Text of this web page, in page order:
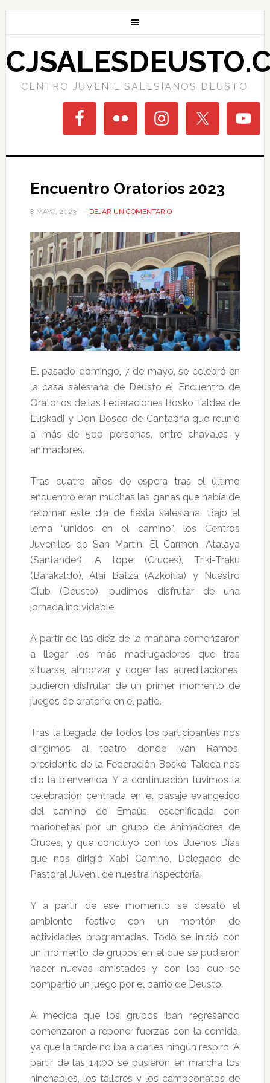
CENTRO JUVENIL SALESIANOS DEUSTO
Encuentro Oratorios 2023
8 MAYO, 2023 DEJAR UN COMENTARIO
El pasado domingo, 7 de mayo, se celebró en
la casa salesiana de Deusto el Encuentro de
Oratorios de las Federaciones Bosko Taldea de
Euskadi y Don Bosco de Cantabria que reunió
a más de 500 personas, entre chavales y
animadores.
Tras cuatro años de espera tras el último
encuentro eran muchas las ganas que había de
retomar este día de fiesta salesiana. Bajo el
lema “unidos en el camino”, los Centros
Juveniles de San Martín, El Carmen, Atalaya
(Santander), A tope (Cruces), Triki-Traku
(Barakaldo), Alai Batza (Azkoitia) y Nuestro
Club (Deusto), pudimos disfrutar de una
jornada inolvidable.
A partir de las diez de la mañana comenzaron
a llegar los más madrugadores que tras
situarse, almorzar y coger las acreditaciones,
pudieron disfrutar de un primer momento de
juegos de oratorio en el patio.
Tras la llegada de todos los participantes nos
dirigimos al teatro donde Iván Ramos,
presidente de la Federación Bosko Taldea nos
dio la bienvenida. Y a continuación tuvimos la
celebración centrada en el pasaje evangélico
del camino de Emaús, escenificada con
marionetas por un grupo de animadores de
Cruces, y que concluyó con los Buenos Días
que nos dirigió Xabi Camino, Delegado de
Pastoral Juvenil de nuestra inspectoría.
Y a partir de ese momento se desató el
ambiente festivo con un montón de
actividades programadas. Todo se inició con
un momento de grupos en el que se pudieron
hacer nuevas amistades y con los que se
compartió un juego por el barrio de Deusto.
A medida que los grupos iban regresando
comenzaron a reponer fuerzas con la comida,
ya que la tarde no iba a darles ningún respiro. A
partir de las 14:00 se pusieron en marcha los
hinchables, los talleres y los campeonatos de